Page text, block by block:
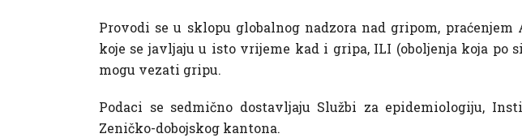
Provodi se u sklopu globalnog nadzora nad gripom,
koje se javljaju u isto vrijeme kad i gripa, ILI (oboljenja koja
mogu vezati gripu.
Podaci se sedmično dostavljaju Službi za epidemiologiju,
Zeničko-dobojskog kantona.